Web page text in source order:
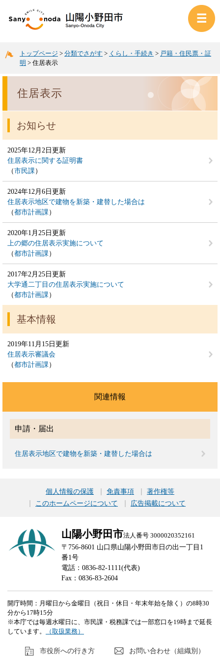
トップページ > 分類でさがす > くらし・手続き > 戸籍・住民票・証
明 > 住居表示
住居表示
お知らせ
2025年12月2日更新
住居表示に関する証明書
市民課
2024年12月6日更新
住居表示地区で建物を新築・建替した場合は
都市計画課
2020年1月25日更新
上の郷の住居表示実施について
都市計画課
2017年2月25日更新
大学通二丁目の住居表示実施について
都市計画課
基本情報
2019年11月15日更新
住居表示審議会
都市計画課
関連情報
申請・届出
住居表示地区で建物を新築・建替した場合は
個人情報の保護 免責事項
著作権等
このホームページについて
広告掲載について
山陽小野田市法人番号 3000020352161
〒756-8601 山口県山陽小野田市日の出一丁目1
番1号
電話：0836-82-1111(代表)
Fax：0836-83-2604
開庁時間：月曜日から金曜日（祝日・休日・年末年始を除く）の8時30
分から17時15分
※本庁では毎週水曜日に、市民課・税務課では一部窓口を19時まで延長
しています。
（取扱業務）
市役所への行き方 お問い合わせ（組織別）